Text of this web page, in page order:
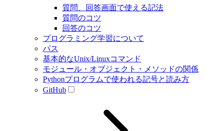
質問、回答画面で使える記法
質問のコツ
回答のコツ
プログラミング学習について
パス
基本的なUnix/Linuxコマンド
モジュール・オブジェクト・メソッドの関係
Pythonプログラムで使われる記号と読み方
GitHub